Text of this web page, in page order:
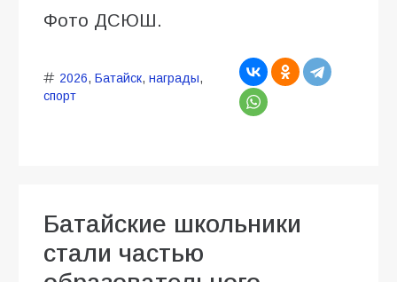
Фото ДСЮШ.
2026, Батайск, награды,
спорт
Батайские школьники
стали частью